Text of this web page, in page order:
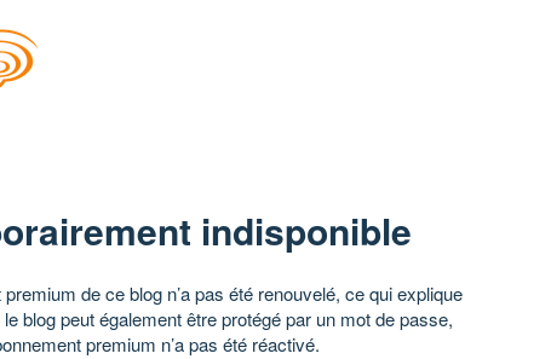
indisponible
de ce blog n’a pas été renouvelé, ce qui explique
blog peut également être protégé par un mot de passe,
premium n’a pas été réactivé.